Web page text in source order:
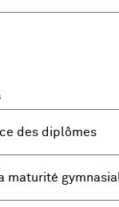
des diplômes
maturité